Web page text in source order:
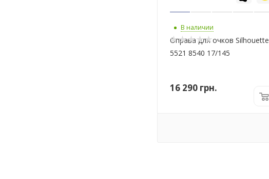
В наличии
Оправа для очков Silhouette
5521 8540 17/145
16 290 грн.